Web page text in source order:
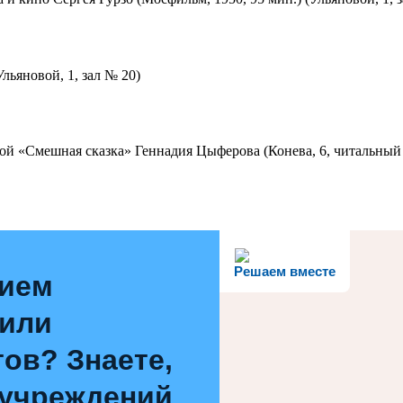
1, зал № 20)
«Смешная сказка» Геннадия Цыферова (Конева, 6, читальный
Решаем вместе
Знаете,